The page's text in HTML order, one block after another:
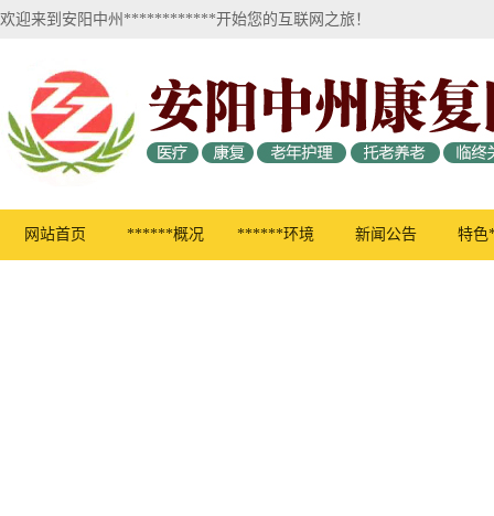
欢迎来到安阳中州************开始您的互联网之旅！
网站首页 ******概况 ******环境 新闻公告 特